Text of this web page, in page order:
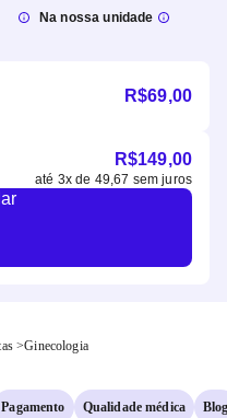
Na nossa unidade
R$69,00
R$149,00
até 3x de 49,67 sem juros
>Ginecologia
Pagamento Qualidade médica